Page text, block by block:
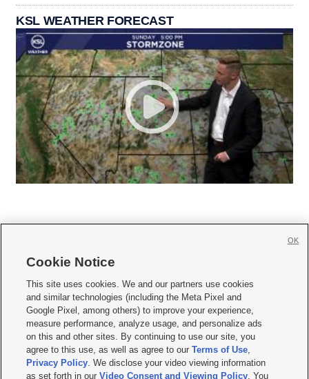
KSL WEATHER FORECAST
     
Mobile Apps| Newsletter|Advertise|Contact Us|Careers with KSL.com
Terms of use Privacy Statement| Video Consent Viewing Policy
Do Not Sell or Share My Data|EEO Public File Report| KSL-TV FCC Public File
KSL FM Radio FCC Public File|KSL AM Radio FCC Public File |FCC Applications
Closed Captioning Assistance
Cookie Notice
This site uses cookies. We and our partners use cookies
and similar technologies (including the Meta Pixel and
Google Pixel, among others) to improve your experience,
measure performance, analyze usage, and personalize ads
on this and other sites. By continuing to use our site, you
agree to this use, as well as agree to ourTerms of Use,
Privacy Policy. We disclose your video viewing information
as set forth in ourVideo Consent and Viewing Policy. You
OK